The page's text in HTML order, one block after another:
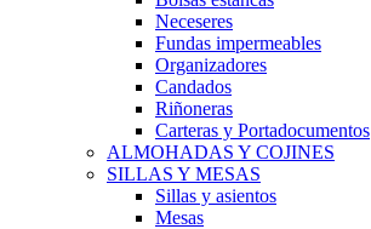
Neceseres
Fundas impermeables
Organizadores
Candados
Riñoneras
Carteras y Portadocumentos
ALMOHADAS Y COJINES
SILLAS Y MESAS
Sillas y asientos
Mesas